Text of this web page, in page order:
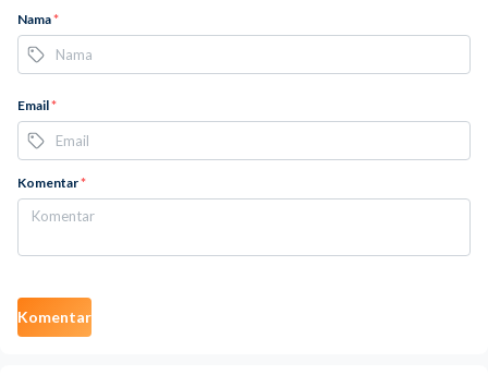
Nama*
Email*
Komentar*
Komentar